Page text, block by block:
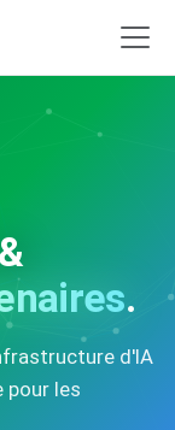
.
d'IA
pour les